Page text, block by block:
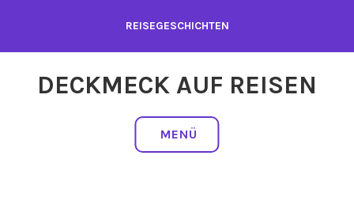
springen
REISEGESCHICHTEN
DECKMECK AUF REISEN
MENÜ